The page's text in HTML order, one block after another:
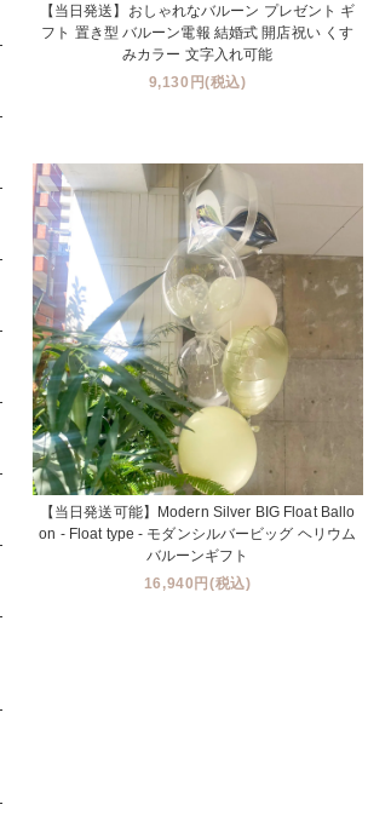
【当日発送】おしゃれなバルーン プレゼント ギ
フト 置き型 バルーン電報 結婚式 開店祝い くす
みカラー 文字入れ可能
9,130円(税込)
【当日発送可能】Modern Silver BIG Float Ballo
on - Float type - モダンシルバービッグ ヘリウム
バルーンギフト
16,940円(税込)